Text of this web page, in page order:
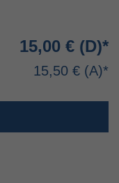
15,00 €
15,50 €